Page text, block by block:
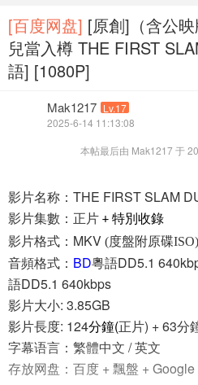
[百度网盘] [原創]（含公
兒當入樽 THE FIRST
語] [1080P]
Mak1217 Lv.17
2025-6-14 11:13:08
本帖最后由 Mak1217 于
影片名称： THE FIRST SLAM
影片集數： 正片 + 特別收錄
影片格式：MKV (度盤附原碟ISO)
音頻格式： BD粵語DD5.1
語DD5.1 640kbps
影片大小: 3.85GB
影片長度: 124分鐘(正片) + 63分
字幕语言： 繁體中文 /英文
存放网盘： 百度 +飄盤 +